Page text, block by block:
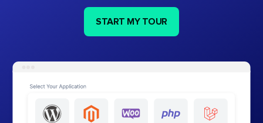
START MY TOUR